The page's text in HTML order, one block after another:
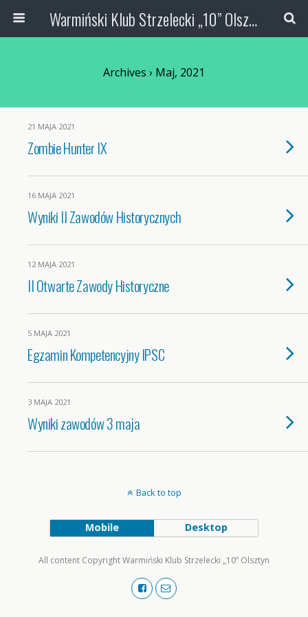
Warmiński Klub Strzelecki „10” Olsztyn
Archives › Maj, 2021
21 MAJA 2021
Zombie Hunter IX
16 MAJA 2021
Wyniki II Zawodów Historycznych
12 MAJA 2021
II Otwarte Zawody Historyczne
5 MAJA 2021
Egzamin Kompetencyjny IPSC
3 MAJA 2021
Wyniki zawodów 3 maja
Back to top
Mobile Desktop
All content Copyright Warmiński Klub Strzelecki „10” Olsztyn